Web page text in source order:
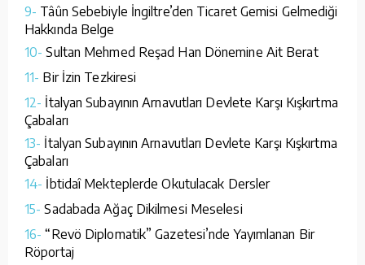
9- Tâûn Sebebiyle İngiltre’den Ticaret Gemisi Gelmediği
Hakkında Belge
10- Sultan Mehmed Reşad Han Dönemine Ait Berat
11- Bir İzin Tezkiresi
12- İtalyan Subayının Arnavutları Devlete Karşı Kışkırtma
Çabaları
13- İtalyan Subayının Arnavutları Devlete Karşı Kışkırtma
Çabaları
14- İbtidaî Mekteplerde Okutulacak Dersler
15- Sadabada Ağaç Dikilmesi Meselesi
16- “Revö Diplomatik” Gazetesi’nde Yayımlanan Bir
Röportaj